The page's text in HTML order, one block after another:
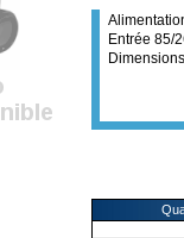
Entrée 85/